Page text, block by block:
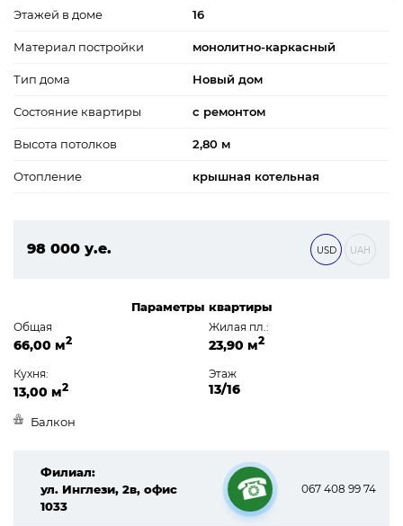
Этажей в доме 16
Материал постройки монолитно-каркасный
Тип дома Новый дом
Состояние квартиры с ремонтом
Высота потолков 2,80 м
Отопление крышная котельная
98 000 у.е.
USD UAH
Параметры квартиры
Общая
66,00 м2
Жилая пл.:
23,90 м2
Кухня:
13,00 м2
Этаж
13/16
Балкон
Филиал:
ул. Инглези, 2в, офис
1033
☎
067 408 99 74